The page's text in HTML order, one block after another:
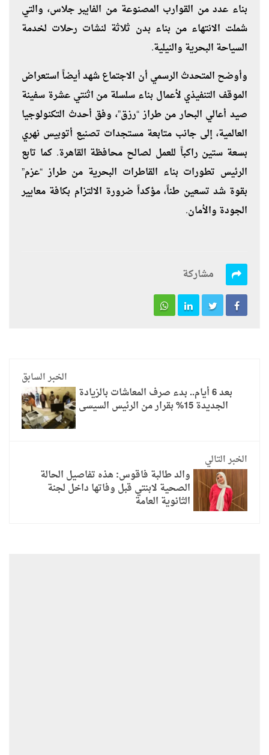
بناء عدد من القوارب المصنوعة من الفايبر جلاس، والتي
شملت الانتهاء من بناء بدن ثلاثة لنشات رحلات لخدمة
السياحة البحرية والنيلية.
وأوضح المتحدث الرسمي أن الاجتماع شهد أيضاً استعراض
الموقف التنفيذي لأعمال بناء سلسلة من اثنتي عشرة سفينة
صيد أعالي البحار من طراز “رزق”، وفق أحدث التكنولوجيا
العالمية، إلى جانب متابعة مستجدات تصنيع أتوبيس نهري
بسعة ستين راكباً للعمل لصالح محافظة القاهرة. كما تابع
الرئيس تطورات بناء القاطرات البحرية من طراز “عزم”
بقوة شد تسعين طناً، مؤكداً ضرورة الالتزام بكافة معايير
الجودة والأمان.
مشاركة
الخبر السابق
بعد 6 أيام.. بدء صرف المعاشات بالزيادة
الجديدة 15% بقرار من الرئيس السيسى
الخبر التالي
والد طالبة فاقوس: هذه تفاصيل الحالة
الصحية لابنتي قبل وفاتها داخل لجنة
الثانوية العامة